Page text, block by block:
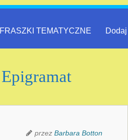
FRASZKI TEMATYCZNE
Epigramat
przez Barbara Botton